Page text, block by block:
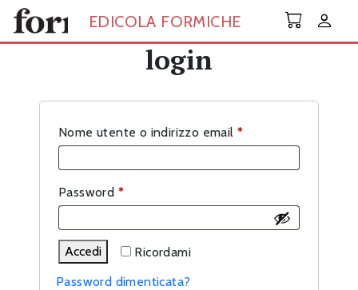
Skip to main content
EDICOLA FORMICHE
login
Nome utente o indirizzo email *Richiesto
Password *Richiesto
Ricordami
Accedi
Password dimenticata?